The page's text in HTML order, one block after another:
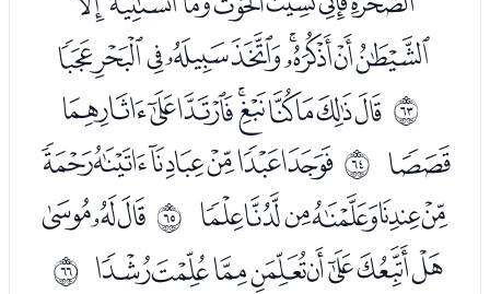
ﭪﭫﭬﭭﭮﭯﭰﭱﭲ
ﰾ ﭴﭵﭶﭷﭸﭹﭺﭻﭼ
ﭽ ﰿﭿﮀﮁﮂﮃﮄ
ﮅﮆﮇﮈﮉﮊ ﱀ ﮌﮍﮎ
ﮏﮐﮑﮒﮓﮔﮕﮖ ﱁ